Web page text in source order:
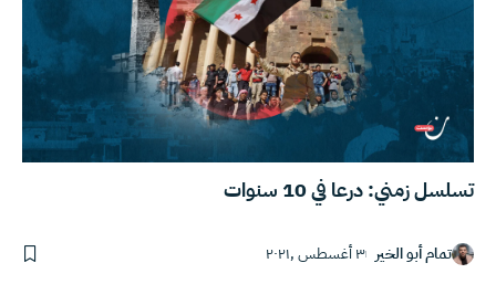
تسلسل زمني: درعا في 10 سنوات
تمام أبو الخير ٣ أغسطس ,٢٠٢١